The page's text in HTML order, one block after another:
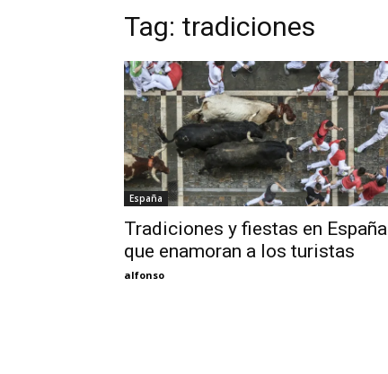
Tag: tradiciones
España
Tradiciones y fiestas en España
que enamoran a los turistas
alfonso